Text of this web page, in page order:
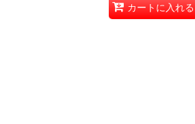
カートに入れる